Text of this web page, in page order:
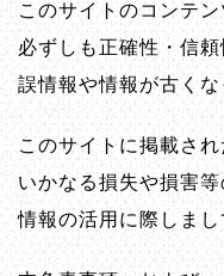
このサイトのコンテ
必ずしも正確性・信
誤情報や情報が古く
このサイトに掲載さ
いかなる損失や損害
情報の活用に際しま